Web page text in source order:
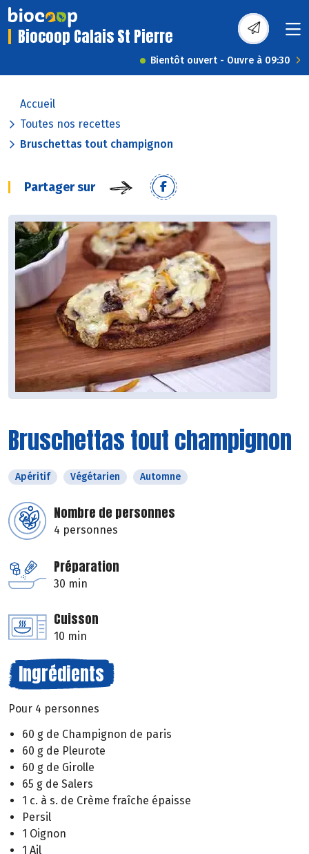
Biocoop Calais St Pierre
Bientôt ouvert - Ouvre à 09:30
Accueil
Toutes nos recettes
Bruschettas tout champignon
Partager sur
Bruschettas tout champignon
Apéritif Végétarien Automne
Nombre de personnes
4 personnes
Préparation
30 min
Cuisson
10 min
Ingrédients
Pour 4 personnes
60 g de Champignon de paris
60 g de Pleurote
60 g de Girolle
65 g de Salers
1 c. à s. de Crème fraîche épaisse
Persil
1 Oignon
1 Ail